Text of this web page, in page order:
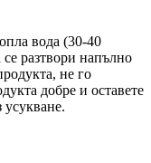
вода (30-40
се разтвори напълно
не го
добре и оставете
усукване.